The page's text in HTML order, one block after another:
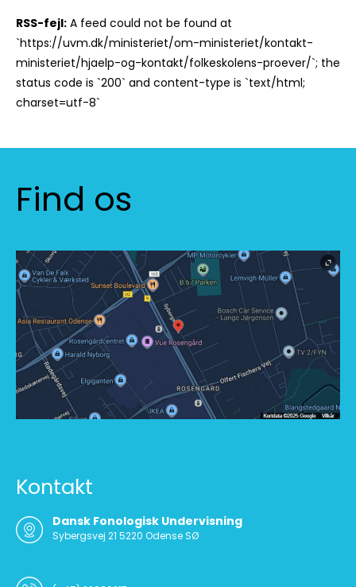
RSS-fejl: A feed could not be found at
`https://uvm.dk/ministeriet/om-ministeriet/kontakt-
ministeriet/hjaelp-og-kontakt/folkeskolens-proever/`; the
status code is `200` and content-type is `text/html;
charset=utf-8`
Find os
Kontakt
Dansk Fonologisk Undervisning
Sybergsvej 21 5220 Odense SØ